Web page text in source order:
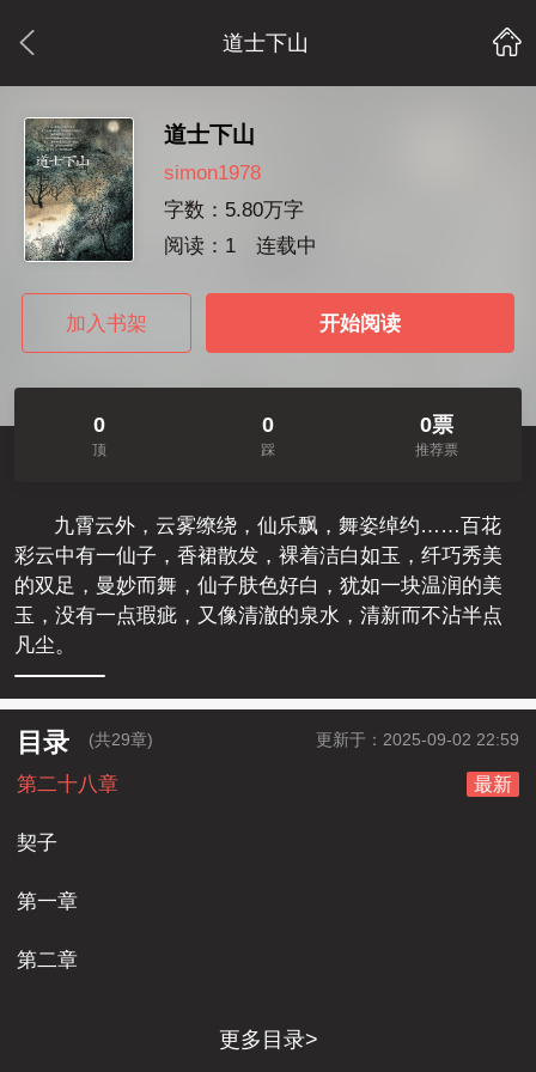
道士下山
道士下山
simon1978
字数：5.80万字
阅读：1
连载中
加入书架 开始阅读
0
顶
0
踩
0票
推荐票
九霄云外，云雾缭绕，仙乐飘，舞姿绰约……百花
彩云中有一仙子，香裙散发，裸着洁白如玉，纤巧秀美
的双足，曼妙而舞，仙子肤色好白，犹如一块温润的美
玉，没有一点瑕疵，又像清澈的泉水，清新而不沾半点
凡尘。
目录 (共29章) 更新于：2025-09-02 22:59
第二十八章 最新
契子
第一章
第二章
更多目录>